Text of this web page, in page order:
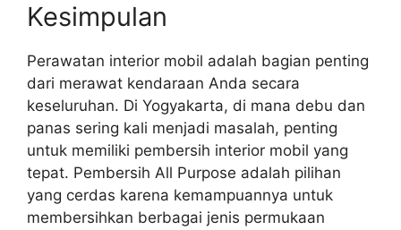
Kesimpulan
Perawatan interior mobil adalah bagian penting
dari merawat kendaraan Anda secara
keseluruhan. Di Yogyakarta, di mana debu dan
panas sering kali menjadi masalah, penting
untuk memiliki pembersih interior mobil yang
tepat. Pembersih All Purpose adalah pilihan
yang cerdas karena kemampuannya untuk
membersihkan berbagai jenis permukaan